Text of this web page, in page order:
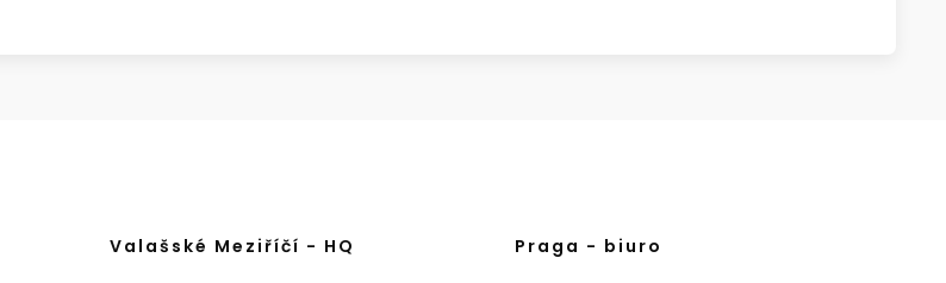
Valašské Meziříčí - HQ Praga - biuro